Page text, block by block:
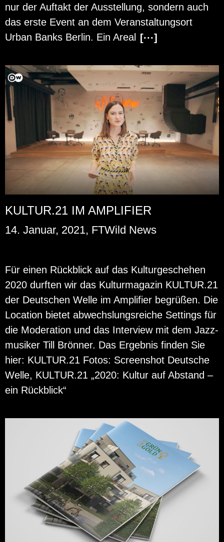
nur der Auf­takt der Aus­stel­lung, son­dern auch
das erste Event an dem Ver­an­stal­tungs­ort
Urban Banks Ber­lin. Ein Areal
[···]
KULTUR.21 IM AMPLIFIER
14. Januar, 2021, FTWild News
Für einen Rück­blick auf das Kul­tur­ge­sche­hen
2020 durf­ten wir das Kul­tur­ma­ga­zin KUL­TUR.21
der Deut­schen Welle im Am­pli­fier be­grü­ßen. Die
Lo­ca­ti­on bie­tet ab­wechs­lungs­rei­che Set­tings für
die Mo­dera­ti­on und das In­ter­view mit dem Jazz­
mu­si­ker Till Brön­ner. Das Er­geb­nis fin­den Sie
hier: KUL­TUR.21 Fotos: Screen­shot Deut­sche
Welle, KUL­TUR.21 „2020: Kul­tur auf Ab­stand –
ein Rück­blick“